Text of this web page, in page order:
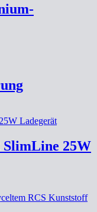
25W